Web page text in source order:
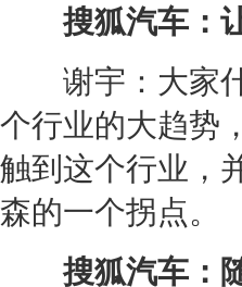
搜狐汽车：让
谢宇：大家什
个行业的大趋势
触到这个行业，
森的一个拐点。
搜狐汽车：随